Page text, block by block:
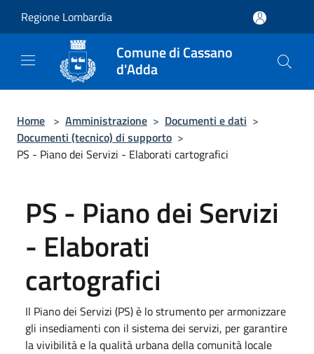
Regione Lombardia
Comune di Cassano
d'Adda
Home > Amministrazione > Documenti e dati >
Documenti (tecnico) di supporto >
PS - Piano dei Servizi - Elaborati cartografici
PS - Piano dei Servizi
- Elaborati
cartografici
Il Piano dei Servizi (PS) è lo strumento per armonizzare
gli insediamenti con il sistema dei servizi, per garantire
la vivibilità e la qualità urbana della comunità locale